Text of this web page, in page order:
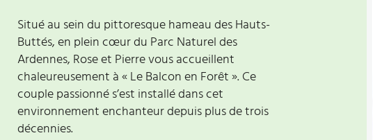
Situé au sein du pittoresque hameau des Hauts-
Buttés, en plein cœur du Parc Naturel des
Ardennes, Rose et Pierre vous accueillent
chaleureusement à « Le Balcon en Forêt ». Ce
couple passionné s’est installé dans cet
environnement enchanteur depuis plus de trois
décennies.